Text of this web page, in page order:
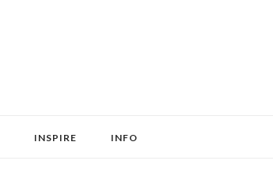
INSPIRE INFO